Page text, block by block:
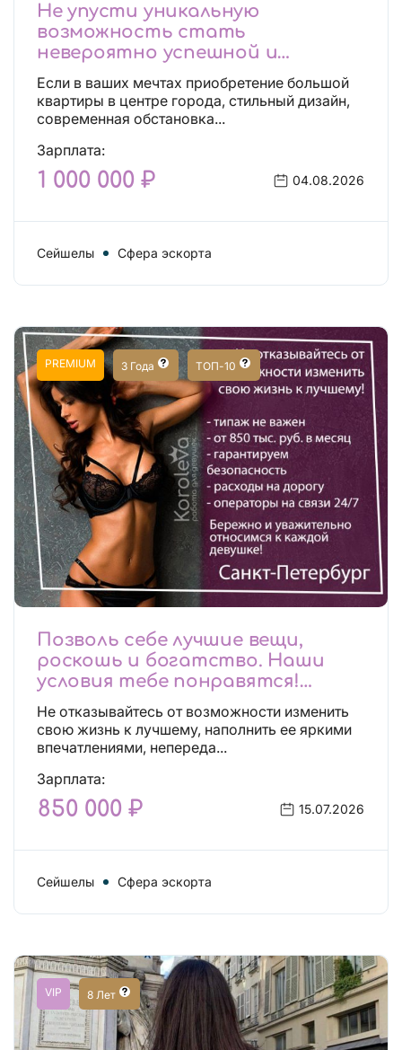
Не упусти уникальную
возможность стать
невероятно успешной и
независимой!
Если в ваших мечтах приобретение большой
квартиры в центре города, стильный дизайн,
современная обстановка...
Зарплата:
1 000 000 ₽ 04.08.2026
Сейшелы Сфера эскорта
PREMIUM 3 Года ТОП-10
Позволь себе лучшие вещи,
роскошь и богатство. Наши
условия тебе понравятся!
Действительно отличные
условия и поддержка!
Не отказывайтесь от возможности изменить
свою жизнь к лучшему, наполнить ее яркими
впечатлениями, непереда...
Зарплата:
850 000 ₽ 15.07.2026
Сейшелы Сфера эскорта
VIP 8 Лет